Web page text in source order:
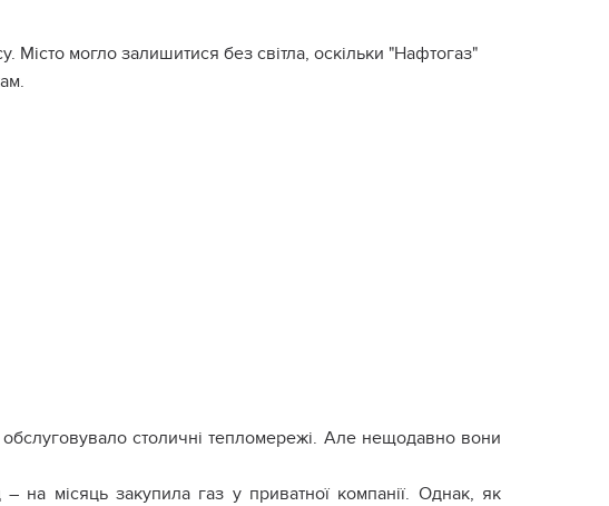
Місто могло залишитися без світла, оскільки "Нафтогаз"
обслуговувало столичні тепломережі. Але нещодавно вони
на місяць закупила газ у приватної компанії. Однак, як